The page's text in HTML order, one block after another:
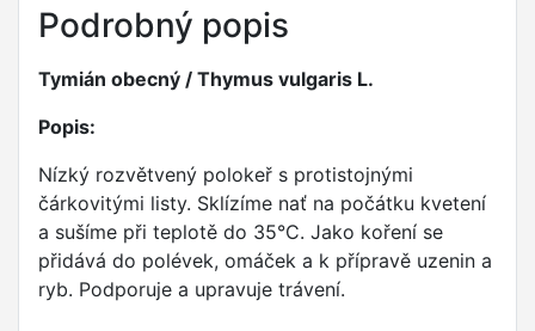
Podrobný popis
Tymián obecný / Thymus vulgaris L.
Popis:
Nízký rozvětvený polokeř s protistojnými
čárkovitými listy. Sklízíme nať na počátku kvetení
a sušíme při teplotě do 35°C. Jako koření se
přidává do polévek, omáček a k přípravě uzenin a
ryb. Podporuje a upravuje trávení.